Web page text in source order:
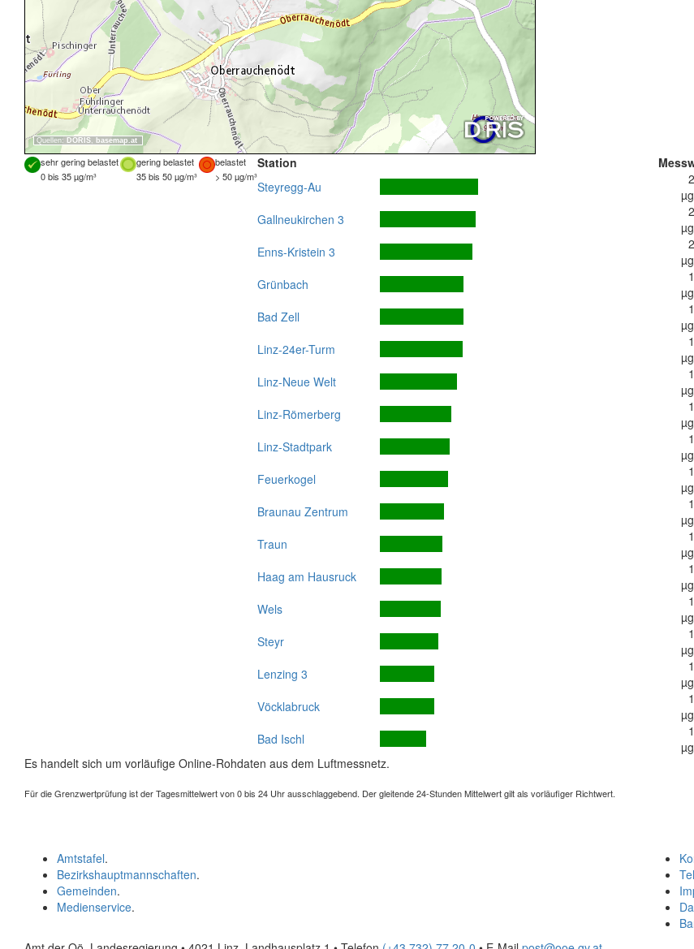
Quellen: DORIS, basemap.at
sehr gering belastet gering belastet
belastet
0 bis 35 µg/m³
35 bis 50 µg/m³ > 50 µg/m³
Station
Steyregg-Au
Gallneukirchen 3
Enns-Kristein 3
Grünbach
Bad Zell
Linz-24er-Turm
Linz-Neue Welt
Linz-Römerberg
Linz-Stadtpark
Feuerkogel
Braunau Zentrum
Traun
Haag am Hausruck
Wels
Steyr
Lenzing 3
Vöcklabruck
Bad Ischl
Es handelt sich um vorläufige Online-Rohdaten aus dem Luftmessnetz.
Für die Grenzwertprüfung ist der Tagesmittelwert von 0 bis 24 Uhr ausschlaggebend. Der gleitende 24-Stunden Mittelwert gilt als vorläufiger Richtwert.
Amtstafel.
Bezirkshauptmannschaften.
Gemeinden.
Medienservice.